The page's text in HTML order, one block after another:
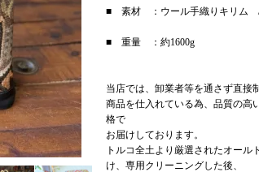
■ 素材 ：ウール手織りキリ
■ 重量 ：約1600g
当店では、卸業者等を通さず直接
商品を仕入れている為、品質の高
格で
お届けしております。
トルコ全土より厳選されたオール
け、専用クリーニングした後、